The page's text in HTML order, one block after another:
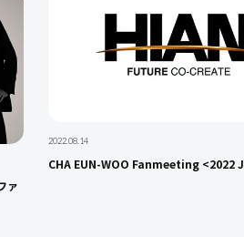
ァ
2022.08.14
CHA EUN-WOO Fanmeeting <2022